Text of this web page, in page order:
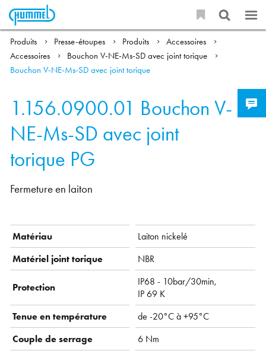
Produits Presse-étoupes Produits
Accessoires
Accessoires
Bouchon V-NE-Ms-SD avec joint torique
Bouchon V-NE-Ms-SD avec joint torique
1.156.0900.01 Bouchon V-
NE-Ms-SD avec joint
torique PG
Fermeture en laiton
Matériau
Laiton nickelé
Matériel joint torique
NBR
Protection
IP68 - 10bar/30min,
IP 69 K
Tenue en température
de -20°C à +95°C
Couple de serrage
6 Nm